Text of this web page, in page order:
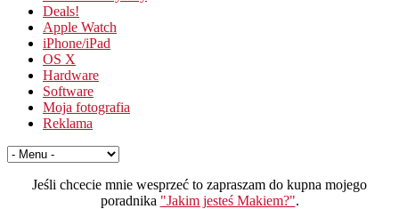
Deals!
Apple Watch
iPhone/iPad
OS X
Hardware
Software
Moja fotografia
Reklama
Jeśli chcecie mnie wesprzeć to zapraszam do kupna mojego
poradnika "Jakim jesteś Makiem?".